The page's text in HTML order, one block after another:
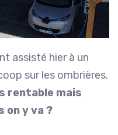
assisté hier à un
sur les ombrières.
rentable mais
on y va ?